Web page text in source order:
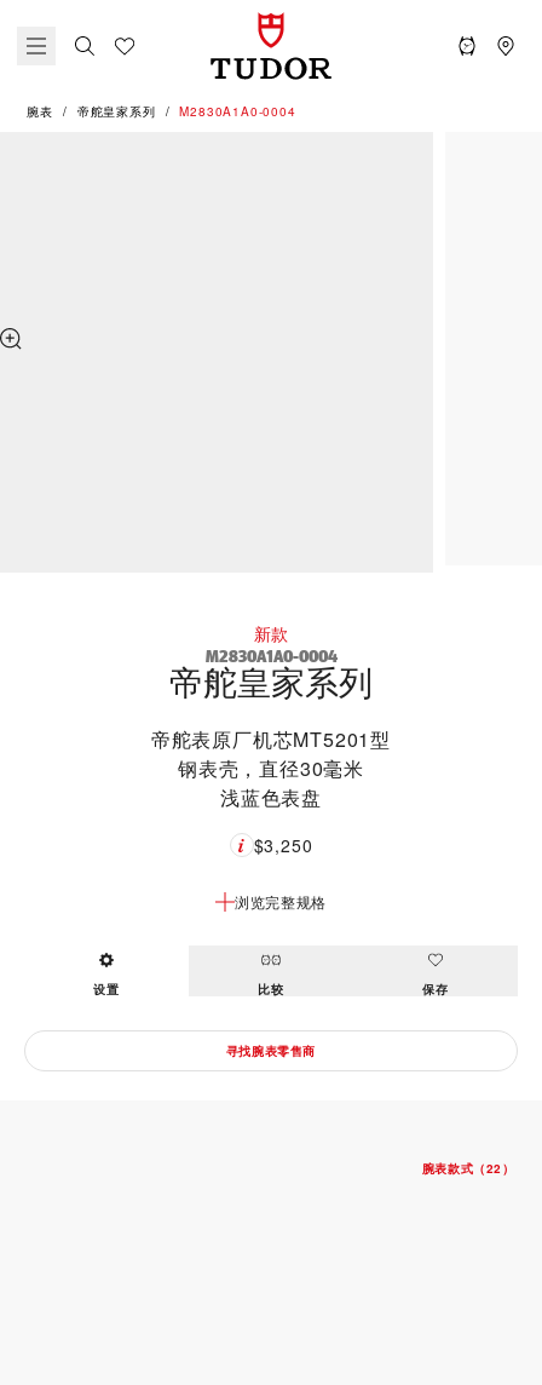
腕表 帝舵皇家系列 M2830A1A0-0004
新款
M2830A1A0-0004
帝舵皇家系列
帝舵表原厂机芯MT5201型
钢表壳，直径30毫米
浅蓝色表盘
浏览完整规格
$3,250
设置 比较 保存
寻找腕表零售商
腕表款式（22）